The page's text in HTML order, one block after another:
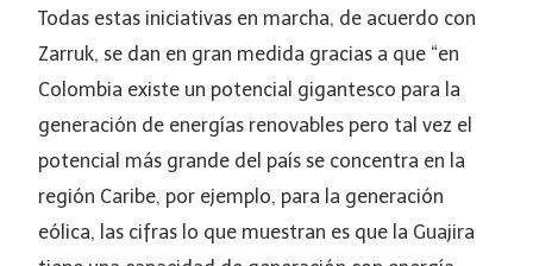
Todas estas iniciativas en marcha, de acuerdo con
Zarruk, se dan en gran medida gracias a que “en
Colombia existe un potencial gigantesco para la
generación de energías renovables pero tal vez el
potencial más grande del país se concentra en la
región Caribe, por ejemplo, para la generación
eólica, las cifras lo que muestran es que la Guajira